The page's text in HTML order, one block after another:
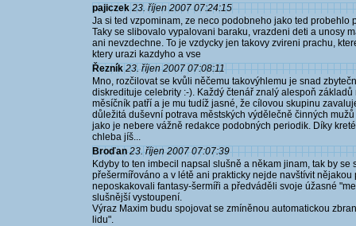
pajiczek 23. říjen 2007 07:24:15
Ja si ted vzpominam, ze neco podobneho jako ted
Taky se slibovalo vypalovani baraku, vrazdeni deti a unosy
ani nevzdechne. To je vzdycky jen takovy zvireni prachu,
ktery urazi kazdyho a vse
Řezník 23. říjen 2007 07:08:11
Mno, rozčilovat se kvůli něčemu takovýhlemu je snad
diskredituje celebrity :-). Každý čtenář znalý alespoň
měsíčník patří a je mu tudíž jasné, že cílovou skupinu
důležitá duševní potrava městských výdělečně činných
jako je nebere vážně redakce podobných periodik. Díky
chleba jíš...
Broďan 23. říjen 2007 07:07:39
Kdyby to ten imbecil napsal slušně a někam jinam, tak by
přešermířováno a v létě ani prakticky nejde navštívit
neposkakovali fantasy-šermíři a předváděli svoje úžasné
slušnější vystoupení.
Výraz Maxim budu spojovat se zmíněnou automatickou
lidu".